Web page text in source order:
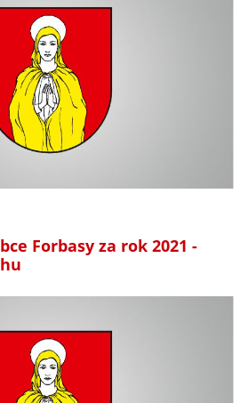
Forbasy za rok 2021 -